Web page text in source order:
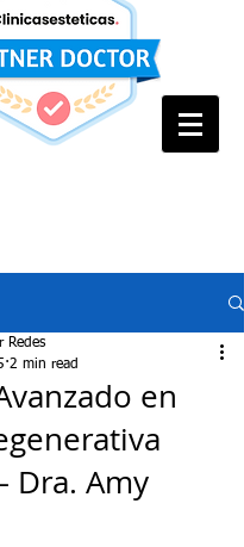
en
Dra. Amy
Redes
2 min read